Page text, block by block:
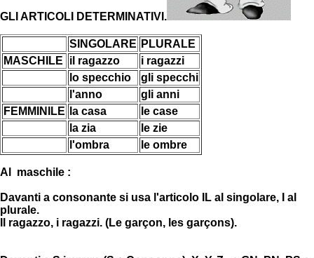
GLI ARTICOLI DETERMINATIVI.
SINGOLARE PLURALE
MASCHILE
il ragazzo
i ragazzi
lo specchio
gli specchi
l'anno
gli anni
FEMMINILE
la casa
le case
la zia
le zie
l'ombra
le ombre
Al maschile :
Davanti a consonante si usa l'articolo IL al singolare, I al
plurale.
Il ragazzo, i ragazzi. (Le garçon, les garçons).